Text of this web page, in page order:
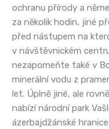
ochranu přírody a
za několik hodin, jiné
před nástupem na
v návštěvnickém
nezapomeňte také v
minerální vodu z
let. Úplně jiné, ale
nabízí národní park
ázerbajdžánské